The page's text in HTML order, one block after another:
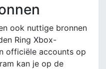
ook nuttige bronnen
Ring Xbox-
officiële accounts op
kan je op de